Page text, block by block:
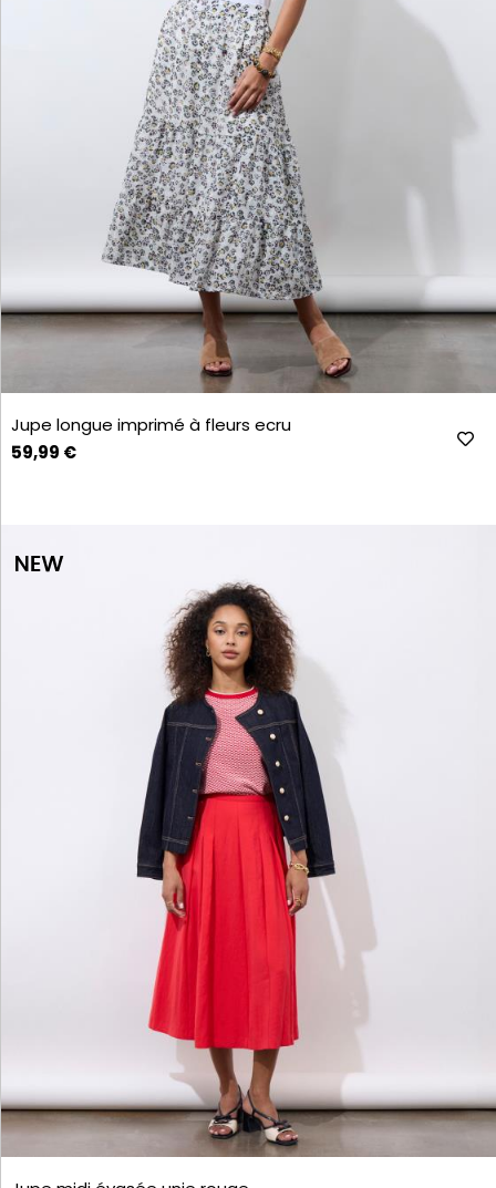
Jupe longue imprimé à fleurs ecru
59,99 €